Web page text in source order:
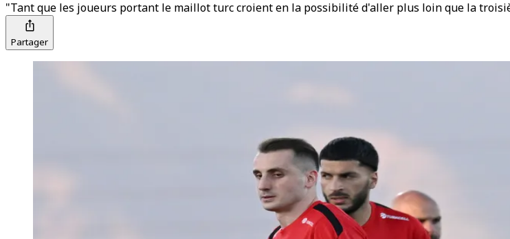
"Tant que les joueurs portant le maillot turc croient en la possibilité d'aller plus loin que la
Partager